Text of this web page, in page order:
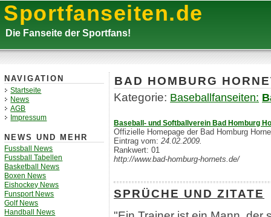
Sportfanseiten.de
Die Fanseite der Sportfans!
NAVIGATION
Startseite
News
AGB
Impressum
NEWS UND MEHR
Fussball News
Fussball Tabellen
Basketball News
Boxen News
Eishockey News
Funsport News
Golf News
Handball News
BAD HOMBURG
Kategorie: Baseballfanseiten:
Baseball- und Softballverein Bad Homburg
Offizielle Homepage der Bad Homburg
Eintrag vom:24.02.2009.
Rankwert: 01
http://www.bad-homburg-hornets.de/
SPRÜCHE UND ZITATE